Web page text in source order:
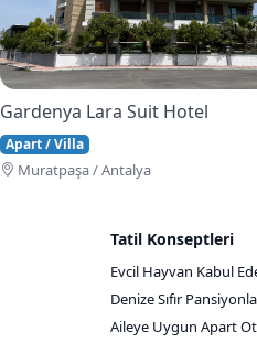
Gardenya Lara Suit Hotel
Apart / Villa
Muratpaşa / Antalya
Tatil Konseptleri
Evcil Hayvan Kabul
Denize Sıfır
Aileye Uygun Apart